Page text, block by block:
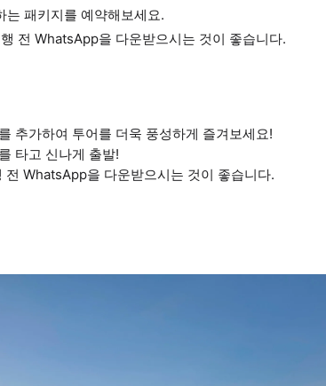
패키지를 예약해보세요.
전 WhatsApp을 다운받으시는 것이 좋습니다.
추가하여 투어를 더욱 풍성하게 즐겨보세요!
타고 신나게 출발!
WhatsApp을 다운받으시는 것이 좋습니다.